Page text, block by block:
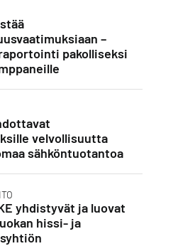
–
pakolliseksi
velvollisuutta
sähköntuotantoa
yhdistyvät ja luovat
hissi- ja